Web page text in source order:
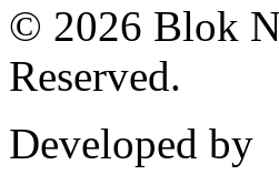
© 2026 Blok
Reserved.
Developed by